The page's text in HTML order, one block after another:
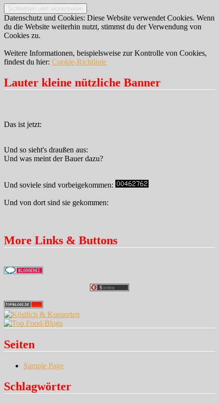
Datenschutz und Cookies: Diese Website verwendet Cookies. Wenn
du die Website weiterhin nutzt, stimmst du der Verwendung von
Cookies zu.
Weitere Informationen, beispielsweise zur Kontrolle von Cookies,
findest du hier: Cookie-Richtlinie
Lauter kleine nützliche Banner
Das ist jetzt:
Und so sieht's draußen aus:
Und was meint der Bauer dazu?
Und soviele sind vorbeigekommen:
Und von dort sind sie gekommen:
More Links & Buttons
Seiten
Sample Page
Schlagwörter